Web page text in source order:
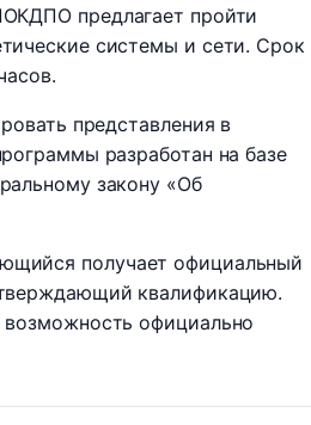
предлагает пройти
системы и сети. Срок
представления в
разработан на базе
закону «Об
получает официальный
квалификацию.
официально